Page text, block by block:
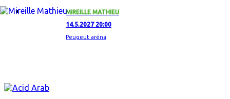
MIREILLE MATHIEU
14.5.2027 20:00
Peugeut aréna